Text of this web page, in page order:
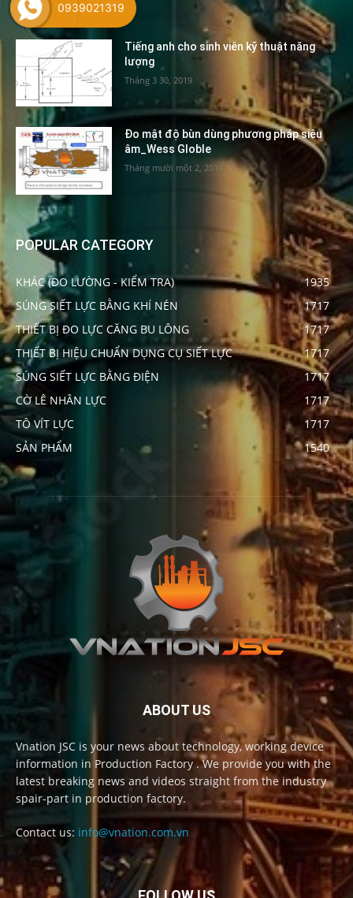
Tiếng anh cho sinh viên kỹ thuật năng
lượng
Tháng 3 30, 2019
Đo mật độ bùn dùng phương pháp siêu
âm_Wess Globle
Tháng mười một 2, 2017
POPULAR CATEGORY
KHÁC (ĐO LƯỜNG - KIỂM TRA)
1935
SÚNG SIẾT LỰC BẰNG KHÍ NÉN
1717
THIẾT BỊ ĐO LỰC CĂNG BU LÔNG
1717
THIẾT BỊ HIỆU CHUẨN DỤNG CỤ SIẾT LỰC
1717
SÚNG SIẾT LỰC BẰNG ĐIỆN
1717
CỜ LÊ NHÂN LỰC
1717
TÔ VÍT LỰC
1717
SẢN PHẨM
1540
ABOUT US
Vnation JSC is your news about technology, working device
information in Production Factory . We provide you with the
latest breaking news and videos straight from the industry
spair-part in production factory.
Contact us: info@vnation.com.vn
0939021319